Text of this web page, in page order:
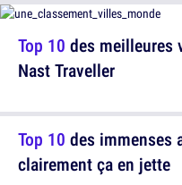
Top 10 des immenses
clairement ça en jette
Top 10 des meilleures
Nast Traveller